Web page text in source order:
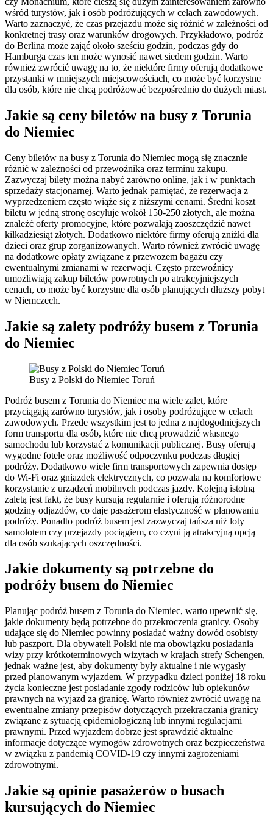
wśród turystów, jak i osób podróżujących w celach zawodowych.
Warto zaznaczyć, że czas przejazdu może się różnić w zależności od
konkretnej trasy oraz warunków drogowych. Przykładowo, podróż
do Berlina może zająć około sześciu godzin, podczas gdy do
Hamburga czas ten może wynosić nawet siedem godzin. Warto
również zwrócić uwagę na to, że niektóre firmy oferują dodatkowe
przystanki w mniejszych miejscowościach, co może być korzystne
dla osób, które nie chcą podróżować bezpośrednio do dużych miast.
Jakie są ceny biletów na busy z Torunia
do Niemiec
Ceny biletów na busy z Torunia do Niemiec mogą się znacznie
różnić w zależności od przewoźnika oraz terminu zakupu.
Zazwyczaj bilety można nabyć zarówno online, jak i w punktach
sprzedaży stacjonarnej. Warto jednak pamiętać, że rezerwacja z
wyprzedzeniem często wiąże się z niższymi cenami. Średni koszt
biletu w jedną stronę oscyluje wokół 150-250 złotych, ale można
znaleźć oferty promocyjne, które pozwalają zaoszczędzić nawet
kilkadziesiąt złotych. Dodatkowo niektóre firmy oferują zniżki dla
dzieci oraz grup zorganizowanych. Warto również zwrócić uwagę
na dodatkowe opłaty związane z przewozem bagażu czy
ewentualnymi zmianami w rezerwacji. Często przewoźnicy
umożliwiają zakup biletów powrotnych po atrakcyjniejszych
cenach, co może być korzystne dla osób planujących dłuższy pobyt
w Niemczech.
Jakie są zalety podróży busem z Torunia
do Niemiec
Busy z Polski do Niemiec Toruń
Podróż busem z Torunia do Niemiec ma wiele zalet, które
przyciągają zarówno turystów, jak i osoby podróżujące w celach
zawodowych. Przede wszystkim jest to jedna z najdogodniejszych
form transportu dla osób, które nie chcą prowadzić własnego
samochodu lub korzystać z komunikacji publicznej. Busy oferują
wygodne fotele oraz możliwość odpoczynku podczas długiej
podróży. Dodatkowo wiele firm transportowych zapewnia dostęp
do Wi-Fi oraz gniazdek elektrycznych, co pozwala na komfortowe
korzystanie z urządzeń mobilnych podczas jazdy. Kolejną istotną
zaletą jest fakt, że busy kursują regularnie i oferują różnorodne
godziny odjazdów, co daje pasażerom elastyczność w planowaniu
podróży. Ponadto podróż busem jest zazwyczaj tańsza niż loty
samolotem czy przejazdy pociągiem, co czyni ją atrakcyjną opcją
dla osób szukających oszczędności.
Jakie dokumenty są potrzebne do
podróży busem do Niemiec
Planując podróż busem z Torunia do Niemiec, warto upewnić się,
jakie dokumenty będą potrzebne do przekroczenia granicy. Osoby
udające się do Niemiec powinny posiadać ważny dowód osobisty
lub paszport. Dla obywateli Polski nie ma obowiązku posiadania
wizy przy krótkoterminowych wizytach w krajach strefy Schengen,
jednak ważne jest, aby dokumenty były aktualne i nie wygasły
przed planowanym wyjazdem. W przypadku dzieci poniżej 18 roku
życia konieczne jest posiadanie zgody rodziców lub opiekunów
prawnych na wyjazd za granicę. Warto również zwrócić uwagę na
ewentualne zmiany przepisów dotyczących przekraczania granicy
związane z sytuacją epidemiologiczną lub innymi regulacjami
prawnymi. Przed wyjazdem dobrze jest sprawdzić aktualne
informacje dotyczące wymogów zdrowotnych oraz bezpieczeństwa
w związku z pandemią COVID-19 czy innymi zagrożeniami
zdrowotnymi.
Jakie są opinie pasażerów o busach
kursujących do Niemiec